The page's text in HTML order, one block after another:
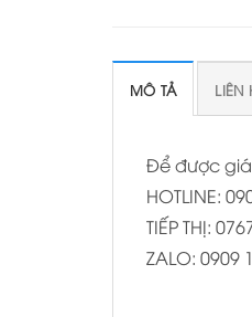
MÔ TẢ LIÊN
Để được giá
HOTLINE:
TIẾP THỊ:
ZALO: 0909